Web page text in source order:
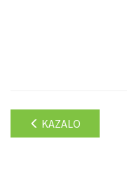
KAZALO